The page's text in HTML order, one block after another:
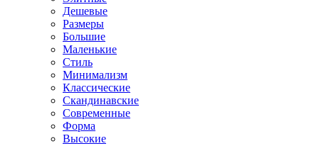
Дешевые
Размеры
Большие
Маленькие
Стиль
Минимализм
Классические
Скандинавские
Современные
Форма
Высокие